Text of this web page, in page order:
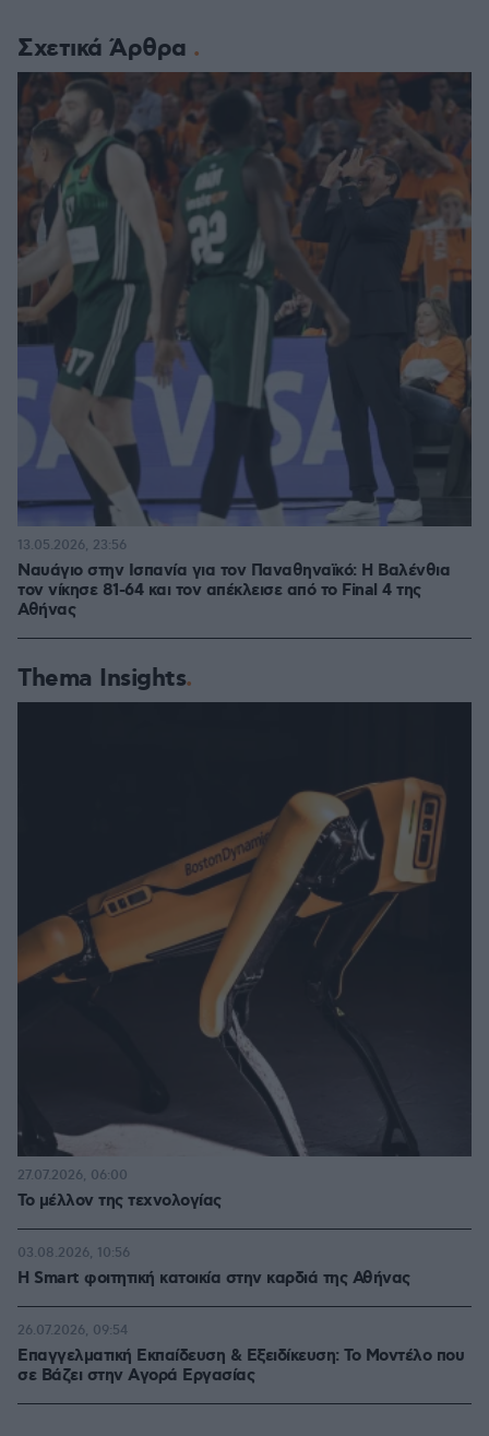
Σχετικά Άρθρα
Ναυάγιο στην Ισπανία για τον Παναθηναϊκό: Η Βαλένθια
τον νίκησε 81-64 και τον απέκλεισε από το Final 4 της
Αθήνας
13.05.2026, 23:56
Thema Insights
Το μέλλον της τεχνολογίας
27.07.2026, 06:00
Η Smart φοιτητική κατοικία στην καρδιά της Αθήνας
03.08.2026, 10:56
Επαγγελματική Εκπαίδευση & Εξειδίκευση: Το Mοντέλο που
σε Bάζει στην Aγορά Eργασίας
26.07.2026, 09:54